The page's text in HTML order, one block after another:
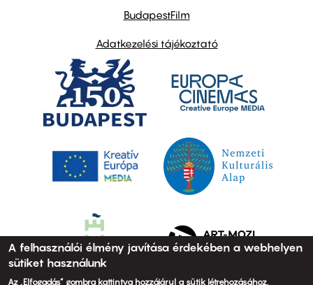
BudapestFilm
Adatkezelési tájékoztató
A felhasználói élmény javítása érdekében a webhelyen
sütiket használunk
Az „Elfogadás” gombra kattintva hozzájárul a sütik létrehozásához.